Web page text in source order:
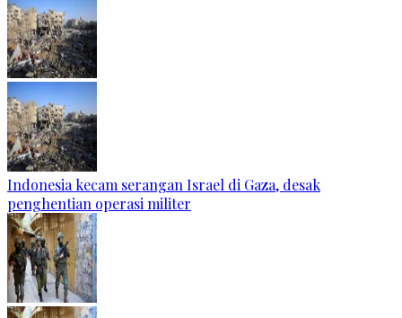
Indonesia kecam serangan Israel di Gaza, desak
penghentian operasi militer